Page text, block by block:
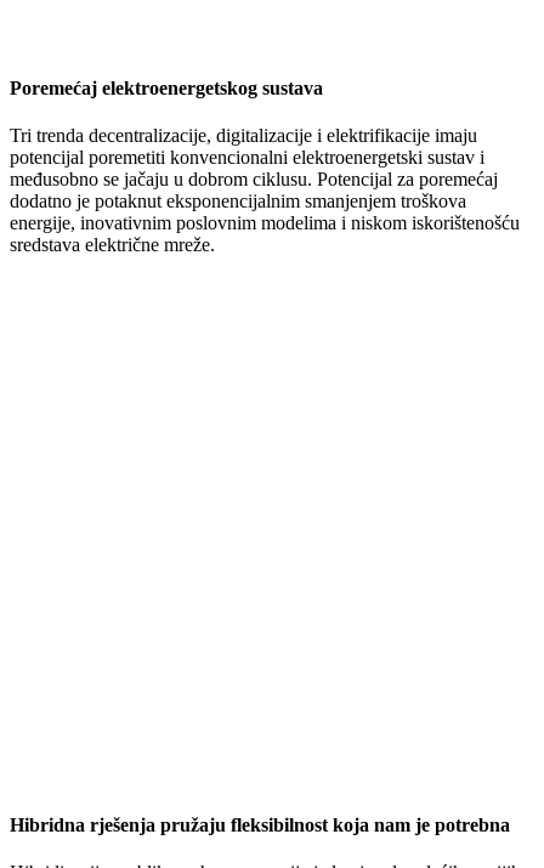
Poremećaj elektroenergetskog sustava
Tri trenda decentralizacije, digitalizacije i elektrifikacije imaju
potencijal poremetiti konvencionalni elektroenergetski sustav i
međusobno se jačaju u dobrom ciklusu. Potencijal za poremećaj
dodatno je potaknut eksponencijalnim smanjenjem troškova
energije, inovativnim poslovnim modelima i niskom iskorištenošću
sredstava električne mreže.
Hibridna rješenja pružaju fleksibilnost koja nam je potrebna